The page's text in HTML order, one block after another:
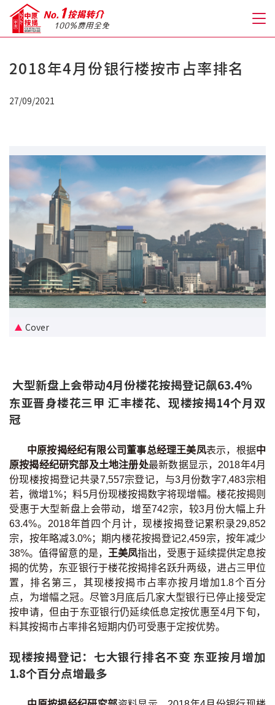
关于我们
免费房贷转介服务
免费开户转介服务
私人贷款
优惠礼遇
新盘优越按揭优惠
中原按揭标签优惠
按揭工具
按揭计算
置业预算
供款年期计算
工商铺按揭计算
印花税计算
免费物业估价
下载中心
按揭全面睇
新闻/研究
2018年4月份银行楼按市占率排名
27/09/2021
Cover
大型新盘上会带动4月份楼花按揭登记飙63.4%
东亚晋身楼花三甲 汇丰楼花、现楼按揭14个月双
冠
中原按揭经纪有限公司董事总经理王美凤表示，根据中
原按揭经纪研究部及土地注册处最新数据显示，2018年4月
份现楼按揭登记共录7,557宗登记，与3月份数字7,483宗相
若，微增1%；料5月份现楼按揭数字将现增幅。楼花按揭则
受惠于大型新盘上会带动，增至742宗，较3月份大幅上升
63.4%。2018年首四个月计，现楼按揭登记累积录29,852
宗，按年略减3.0%；期内楼花按揭登记2,459宗，按年减少
38%。值得留意的是，
王美凤指出，受惠于延续提供定息按
揭的优势，东亚银行于楼花按揭排名跃升两级，进占三甲位
置，排名第三，其现楼按揭巿占率亦按月增加1.8个百分
点，为增幅之冠。尽管3月底后几家大型银行已停止接受定
按申请，但由于东亚银行仍延续低息定按优惠至4月下旬，
料其按揭市占率排名短期内仍可受惠于定按优势。
现楼按揭登记：七大银行排名不变 东亚按月增加
1.8个百分点增最多